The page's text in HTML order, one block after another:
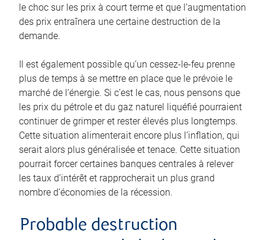
le choc sur les prix à court terme et que l’augmentation
des prix entraînera une certaine destruction de la
demande.
Il est également possible qu’un cessez-le-feu prenne
plus de temps à se mettre en place que le prévoie le
marché de l’énergie. Si c’est le cas, nous pensons que
les prix du pétrole et du gaz naturel liquéfié pourraient
continuer de grimper et rester élevés plus longtemps.
Cette situation alimenterait encore plus l’inflation, qui
serait alors plus généralisée et tenace. Cette situation
pourrait forcer certaines banques centrales à relever
les taux d’intérêt et rapprocherait un plus grand
nombre d’économies de la récession.
Probable destruction